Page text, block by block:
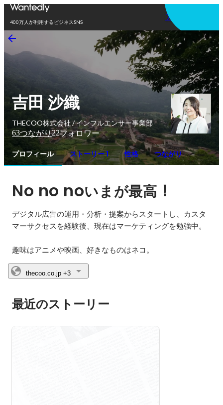
400万人が利用するビジネスSNS
アプリを使う
吉田 沙織
THECOO株式会社 / インフルエンサー事業部
63つながり22フォロワー
プロフィール ストーリー 1 性格 つながり
No no noいまが最高 ！
デジタル広告の運用・分析・提案からスタートし、カスタ
マーサクセスを経験後、現在はマーケティングを勉強中。
趣味はアニメや映画、好きなものはネコ。
thecoo.co.jp +3
最近のストーリー